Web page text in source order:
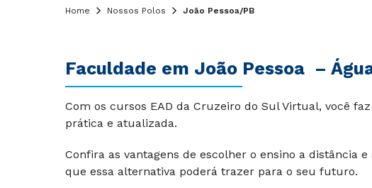
Home Nossos Polos João Pessoa/PB
Faculdade em João Pessoa –
Com os cursos EAD da Cruzeiro do Sul Virtual, você faz
prática e atualizada.
Confira as vantagens de escolher o ensino a distância
que essa alternativa poderá trazer para o seu futuro.